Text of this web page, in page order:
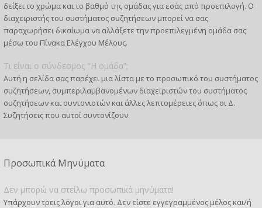
δείξει το χρώμα και το βαθμό της ομάδας για εσάς από προεπιλογή. Ο
διαχειριστής του συστήματος συζητήσεων μπορεί να σας
παραχωρήσει δικαίωμα να αλλάξετε την προεπιλεγμένη ομάδα σας
μέσω του Πίνακα Ελέγχου Μέλους.
Τι είναι ο σύνδεσμος "Η ομάδα”;
Αυτή η σελίδα σας παρέχει μια λίστα με το προσωπικό του συστήματος
συζητήσεων, συμπεριλαμβανομένων διαχειριστών του συστήματος
συζητήσεων και συντονιστών και άλλες λεπτομέρειες όπως οι Δ.
Συζητήσεις που αυτοί συντονίζουν.
Προσωπικά Μηνύματα
Δεν μπορώ να στείλω προσωπικά μηνύματα!
Υπάρχουν τρεις λόγοι για αυτό. Δεν είστε εγγεγραμμένος μέλος και/ή